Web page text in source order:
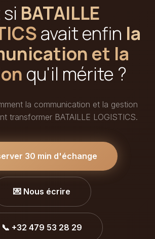
BATAILLE
avait enfin la
et la
qu'il mérite ?
la communication et la gestion
transformer BATAILLE LOGISTICS.
30 min d'échange
💌 Nous écrire
📞 +32 479 53 28 29